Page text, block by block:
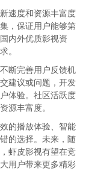
速度和资源丰富度
，保证用户能够第
内外优质影视资
。
断完善用户反馈机
建议或问题，开发
体验。社区活跃度
源丰富度。
的播放体验、智能
的选择。未来，随
虾皮影视有望在竞
用户带来更多精彩